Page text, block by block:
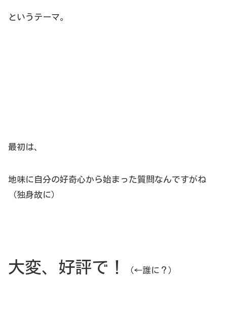
というテーマ。
最初は、
地味に自分の好奇心から始まった質問なんですがね
（独身故に）
大変、好評で！ （←誰に？）